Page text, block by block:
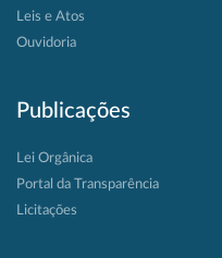
Leis e Atos
Ouvidoria
Publicações
Lei Orgânica
Portal da Transparência
Licitações